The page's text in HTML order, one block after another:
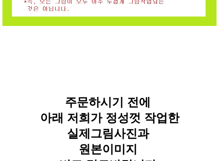
주문하시기 전에
아래 저희가 정성껏 작업한
실제그림사진과
원본이미지